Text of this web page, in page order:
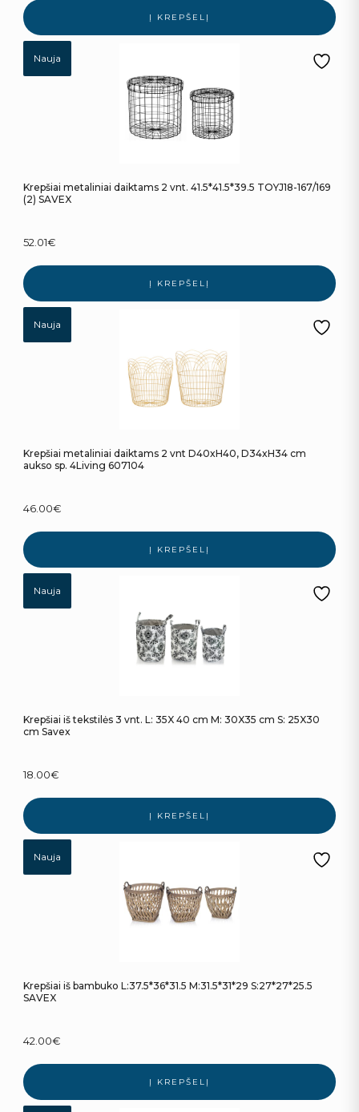
Į KREPŠELĮ
Nauja
Krepšiai metaliniai daiktams 2 vnt. 41.5*41.5*39.5 TOYJ18-167/169
(2) SAVEX
52.01€
Į KREPŠELĮ
Nauja
Krepšiai metaliniai daiktams 2 vnt D40xH40, D34xH34 cm
aukso sp. 4Living 607104
46.00€
Į KREPŠELĮ
Nauja
Krepšiai iš tekstilės 3 vnt. L: 35X 40 cm M: 30X35 cm S: 25X30
cm Savex
18.00€
Į KREPŠELĮ
Nauja
Krepšiai iš bambuko L:37.5*36*31.5 M:31.5*31*29 S:27*27*25.5
SAVEX
42.00€
Į KREPŠELĮ